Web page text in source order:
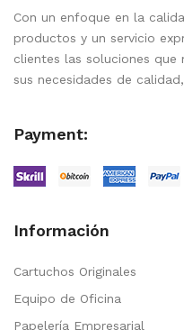
Con un enfoque en la
productos y un servicio
clientes las soluciones
sus necesidades de
Payment:
Información
Cartuchos Originales
Equipo de Oficina
Papelería Empresarial